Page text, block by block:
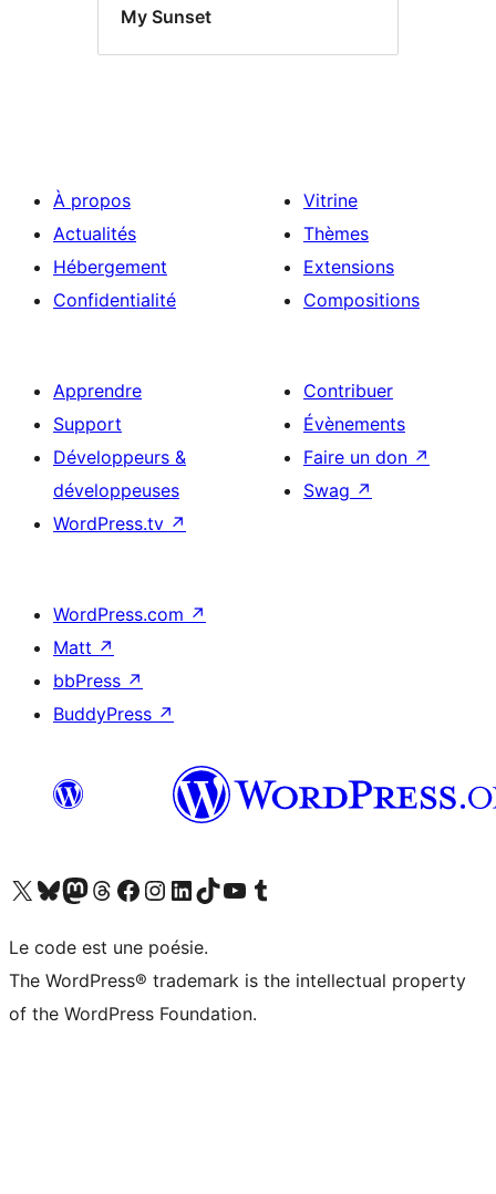
My Sunset
À propos
Actualités
Hébergement
Confidentialité
Vitrine
Thèmes
Extensions
Compositions
Apprendre
Support
Développeurs &
développeuses
WordPress.tv ↗
Contribuer
Évènements
Faire un don ↗
Swag ↗
WordPress.com ↗
Matt ↗
bbPress ↗
BuddyPress ↗
Visitez notre compte X (précédemment Twitter)
Visiter notre compte Bluesky
Visiter notre compte Mastodon
Visiter notre compte Threads
Consulter notre compte Facebook
Consulter notre compte Instagram
Consulter notre compte LinkedIn
Visiter notre compte TokTok
Visiter notre chaîne YouTube
Visiter notre compte Tumblr
Le code est une poésie.
The WordPress® trademark is the intellectual property
of the WordPress Foundation.